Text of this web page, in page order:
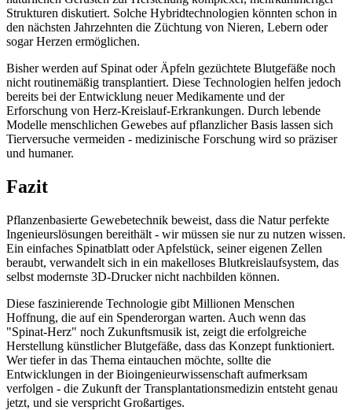
Strukturen diskutiert. Solche Hybridtechnologien könnten schon in
den nächsten Jahrzehnten die Züchtung von Nieren, Lebern oder
sogar Herzen ermöglichen.
Bisher werden auf Spinat oder Äpfeln gezüchtete Blutgefäße noch
nicht routinemäßig transplantiert. Diese Technologien helfen jedoch
bereits bei der Entwicklung neuer Medikamente und der
Erforschung von Herz-Kreislauf-Erkrankungen. Durch lebende
Modelle menschlichen Gewebes auf pflanzlicher Basis lassen sich
Tierversuche vermeiden - medizinische Forschung wird so präziser
und humaner.
Fazit
Pflanzenbasierte Gewebetechnik beweist, dass die Natur perfekte
Ingenieurslösungen bereithält - wir müssen sie nur zu nutzen wissen.
Ein einfaches Spinatblatt oder Apfelstück, seiner eigenen Zellen
beraubt, verwandelt sich in ein makelloses Blutkreislaufsystem, das
selbst modernste 3D-Drucker nicht nachbilden können.
Diese faszinierende Technologie gibt Millionen Menschen
Hoffnung, die auf ein Spenderorgan warten. Auch wenn das
"Spinat-Herz" noch Zukunftsmusik ist, zeigt die erfolgreiche
Herstellung künstlicher Blutgefäße, dass das Konzept funktioniert.
Wer tiefer in das Thema eintauchen möchte, sollte die
Entwicklungen in der Bioingenieurwissenschaft aufmerksam
verfolgen - die Zukunft der Transplantationsmedizin entsteht genau
jetzt, und sie verspricht Großartiges.